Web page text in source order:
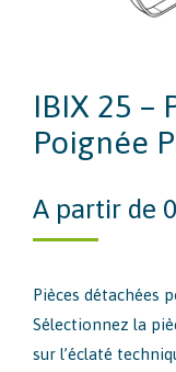
IBIX 25 –
Poignée
A partir de
Pièces détachées
Sélectionnez la
sur l’éclaté